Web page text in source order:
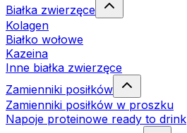
Białka zwierzęce
Kolagen
Białko wołowe
Kazeina
Inne białka zwierzęce
Zamienniki posiłków
Zamienniki posiłków w proszku
Napoje proteinowe ready to drink